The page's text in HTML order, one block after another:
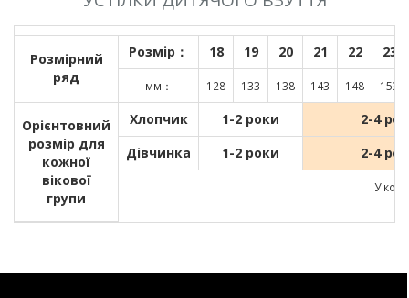
Розмірний
ряд
Розмір： 18 19 20 21 22 23
мм： 128 133 138 143 148 153
Орієнтовний
розмір для
кожної
вікової
групи
Хлопчик 1-2 роки
2-4
Дівчинка
1-2 роки 2-4
У